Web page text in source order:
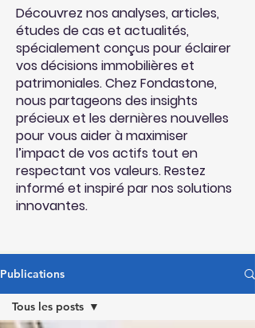
Découvrez nos analyses, articles,
études de cas et actualités,
spécialement conçus pour éclairer
vos décisions immobilières et
patrimoniales. Chez Fondastone,
nous partageons des insights
précieux et les dernières nouvelles
pour vous aider à maximiser
l’impact de vos actifs tout en
respectant vos valeurs. Restez
informé et inspiré par nos solutions
innovantes.
Publications
Tous les posts